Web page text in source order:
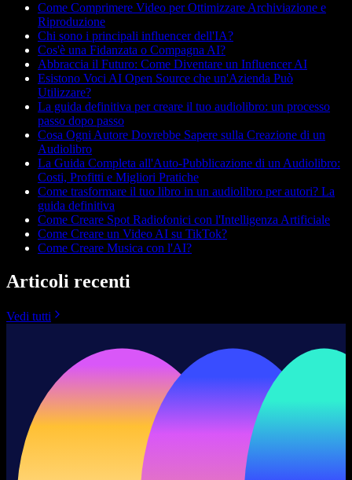
Come Comprimere Video per Ottimizzare Archiviazione e
Riproduzione
Chi sono i principali influencer dell'IA?
Cos'è una Fidanzata o Compagna AI?
Abbraccia il Futuro: Come Diventare un Influencer AI
Esistono Voci AI Open Source che un'Azienda Può
Utilizzare?
La guida definitiva per creare il tuo audiolibro: un processo
passo dopo passo
Cosa Ogni Autore Dovrebbe Sapere sulla Creazione di un
Audiolibro
La Guida Completa all'Auto-Pubblicazione di un Audiolibro:
Costi, Profitti e Migliori Pratiche
Come trasformare il tuo libro in un audiolibro per autori? La
guida definitiva
Come Creare Spot Radiofonici con l'Intelligenza Artificiale
Come Creare un Video AI su TikTok?
Come Creare Musica con l'AI?
Articoli recenti
Vedi tutti